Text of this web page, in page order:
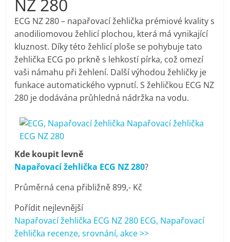
pračky,
televize,
notebooky,
mobilní
telefony,
kávovary,
bazény
Nejlepší
elektronika
porovnání
NZ 280
ECG NZ 280 – napařovací žehlička prémiové kvality s
anodiliomovou žehlicí plochou, která má vynikající
kluznost. Díky této žehlicí ploše se pohybuje tato
žehlička ECG po prkně s lehkostí pírka, což omezí
vaši námahu při žehlení. Další výhodou žehličky je
funkace automatického vypnutí. S žehličkou ECG NZ
280 je dodávána průhledná nádržka na vodu.
Kde koupit levně
Napařovací žehlička ECG NZ 280?
Průměrná cena přibližně 899,- Kč
Pořídit nejlevnější
Napařovací žehlička ECG NZ 280 ECG, Napařovací
žehlička recenze, srovnání, akce >>